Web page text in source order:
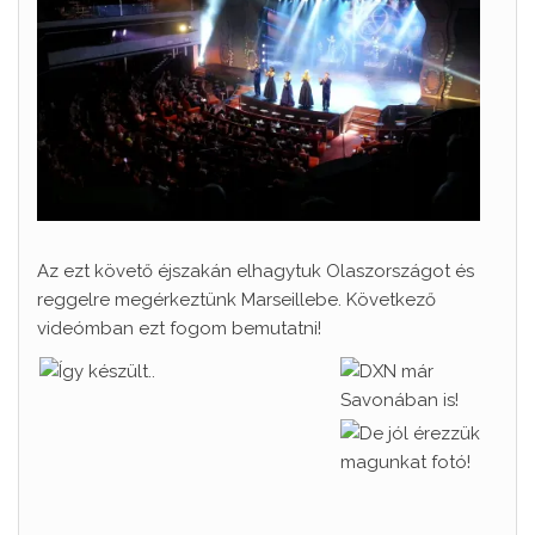
Az ezt követő éjszakán elhagytuk Olaszországot és
reggelre megérkeztünk Marseillebe. Következő
videómban ezt fogom bemutatni!